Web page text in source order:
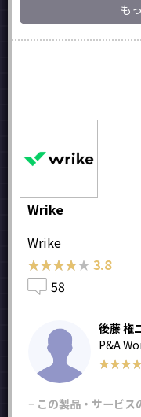
も
Wrike
Wrike
★★★★★
★★★★★ 3.8
58
後藤 権
P&A
− この製品・サービス